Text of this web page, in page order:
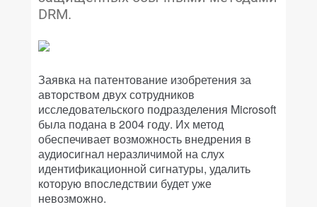
DRM.
Заявка на патентование изобретения за
авторством двух сотрудников
исследовательского подразделения Microsoft
была подана в 2004 году. Их метод
обеспечивает возможность внедрения в
аудиосигнал неразличимой на слух
идентификационной сигнатуры, удалить
которую впоследствии будет уже
невозможно.